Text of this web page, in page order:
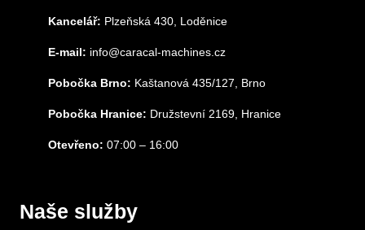
Kancelář: Plzeňská 430, Loděnice
E-mail: info@caracal-machines.cz
Pobočka Brno: Kaštanová 435/127, Brno
Pobočka Hranice: Družstevní 2169, Hranice
Otevřeno: 07:00 – 16:00
Naše služby